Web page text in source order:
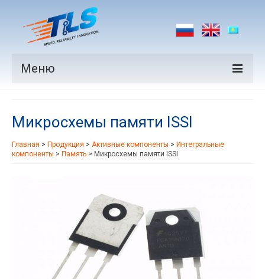
Меню
Производители
Рынки
Микросхемы памяти ISSI
Главная > Продукция > Активные компоненты > Интегральные
компоненты > Память > Микросхемы памяти ISSI